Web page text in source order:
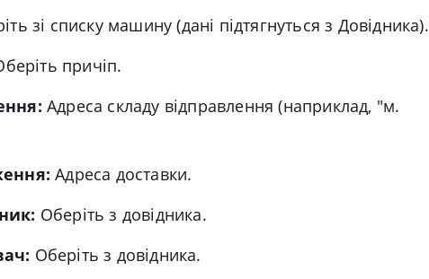
зі списку машину (дані підтягнуться з Довідника).
причіп.
Адреса складу відправлення (наприклад, "м.
Адреса доставки.
Оберіть з довідника.
Оберіть з довідника.